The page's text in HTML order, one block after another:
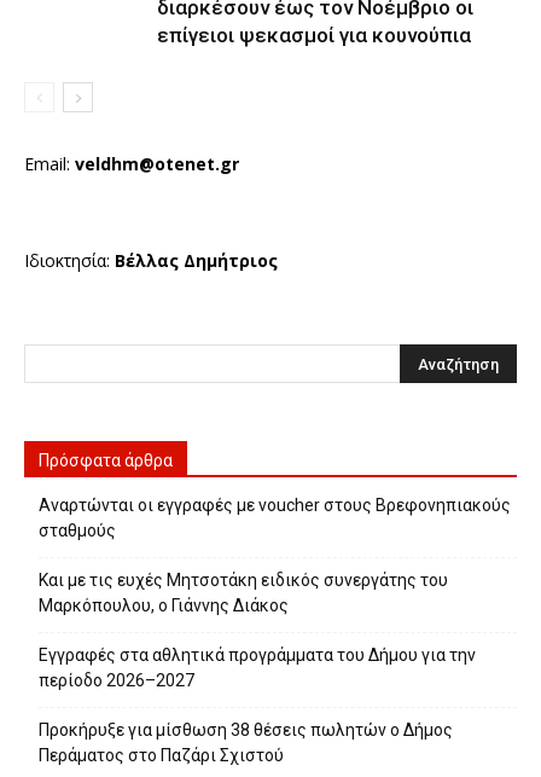
διαρκέσουν έως τον Νοέμβριο οι
επίγειοι ψεκασμοί για κουνούπια
Email: veldhm@otenet.gr
Ιδιοκτησία: Βέλλας Δημήτριος
Πρόσφατα άρθρα
Αναρτώνται οι εγγραφές με voucher στους Βρεφονηπιακούς
σταθμούς
Και με τις ευχές Μητσοτάκη ειδικός συνεργάτης του
Μαρκόπουλου, ο Γιάννης Διάκος
Εγγραφές στα αθλητικά προγράμματα του Δήμου για την
περίοδο 2026–2027
Προκήρυξε για μίσθωση 38 θέσεις πωλητών ο Δήμος
Περάματος στο Παζάρι Σχιστού